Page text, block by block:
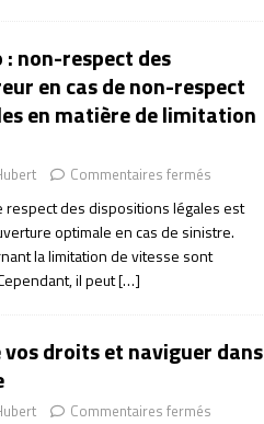
non-respect des
en cas de non-respect
en matière de limitation
Commentaires fermés
respect des dispositions légales est
optimale en cas de sinistre.
la limitation de vitesse sont
il peut[…]
droits et naviguer dans
Commentaires fermés